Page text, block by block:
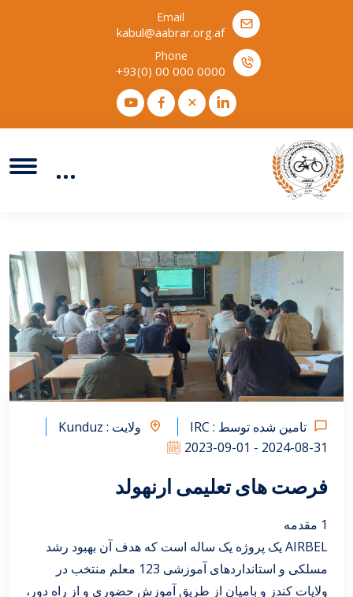
Email
kabul@aabrar.org.af
Phone
+93(0) 00 000 0000
تامین شده توسط : IRC
ولایت : Kunduz
2023-09-01 - 2024-08-31
فرصت های تعلیمی ارنهولد
1 مقدمه
AIRBEL یک پروژه یک ساله است که هدف آن بهبود رشد
مسلکی و استانداردهای آموزشی 123 معلم منتخب در
ولایات کندز و بامیان از طریق آموزش حضوری و از راه دور،